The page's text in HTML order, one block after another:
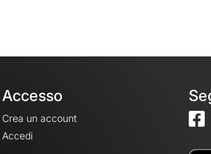
Accesso
Crea un account
Accedi